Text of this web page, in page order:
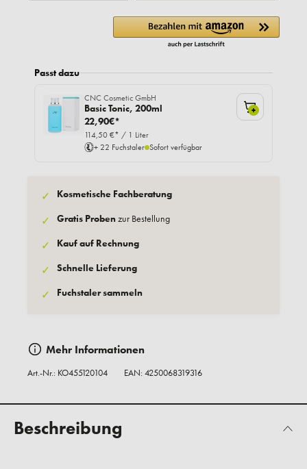
Passt dazu
CNC Cosmetic GmbH
Basic Tonic, 200ml
22,90€*
114,50 €* / 1 Liter
+ 22 Fuchstaler Sofort verfügbar
+
✓ Kosmetische Fachberatung
✓ Gratis Probenzur Bestellung
✓ Kauf auf Rechnung
✓ Schnelle Lieferung
✓ Fuchstaler sammeln
Mehr Informationen
Art.-Nr.: KO455120104 EAN: 4250068319316
Beschreibung